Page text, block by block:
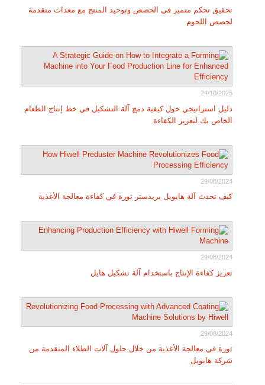
تحقيق تحكم متميز في الحصص وتوحيد المنتج مع معدات متقدمة
لحصص اللحوم
24/10/2025
دليل استراتيجي حول كيفية دمج آلة التشكيل في خط إنتاج الطعام
الخاص بك لتعزيز الكفاءة
29/08/2024
كيف تحدث آلة هايويل بريدستر ثورة في كفاءة معالجة الأغذية
29/08/2024
تعزيز كفاءة الإنتاج باستخدام آلة تشكيل هايل
29/08/2024
ثورة في معالجة الأغذية من خلال حلول آلات الطلاء المتقدمة من
شركة هايويل